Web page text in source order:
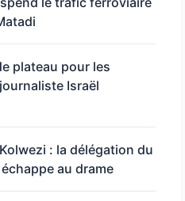
plateau pour les
Israël
: la délégation du
au drame